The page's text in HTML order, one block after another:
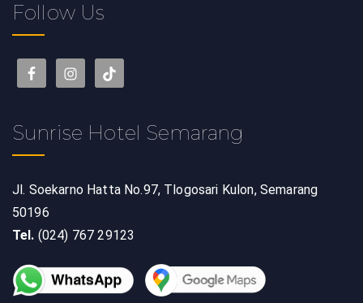
Follow Us
Sunrise Hotel Semarang
Jl. Soekarno Hatta No.97, Tlogosari Kulon, Semarang
50196
Tel. (024) 767 29123